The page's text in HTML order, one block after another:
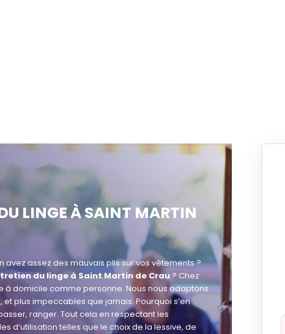
LINGE À SAINT MARTIN
assez des mauvais plis sur vos vêtements ?
du linge à Saint Martin de Crau ? Chez
à domicile comme personne. Nous nous adaptons
plus impeccables que jamais. Pourquoi s’en
ranger. Tout cela en respectant les
d’utilisation telles que le choix de la lessive, de